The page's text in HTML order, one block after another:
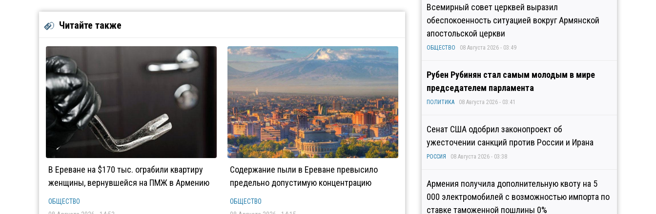
Читайте также
В Ереване на $170 тыс. ограбили квартиру
женщины, вернувшейся на ПМЖ в Армению
ОБЩЕСТВО
Содержание пыли в Ереване превысило
предельно допустимую концентрацию
ОБЩЕСТВО
Всемирный совет церквей выразил
обеспокоенность ситуацией вокруг Армянской
апостольской церкви
ОБЩЕСТВО 08 Августа 2026 - 03:49
Рубен Рубинян стал самым молодым в мире
председателем парламента
ПОЛИТИКА 08 Августа 2026 - 03:41
Сенат США одобрил законопроект об
ужесточении санкций против России и Ирана
РОССИЯ 08 Августа 2026 - 03:38
Армения получила дополнительную квоту на 5
000 электромобилей с возможностью импорта по
ставке таможенной пошлины 0%